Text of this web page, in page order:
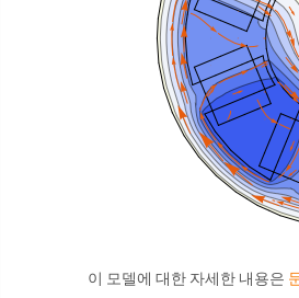
이 모델에 대한 자세한 내용은